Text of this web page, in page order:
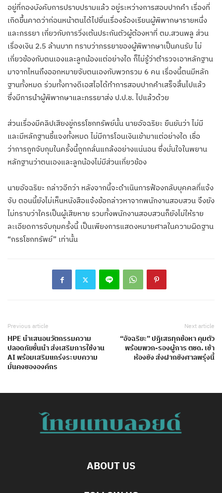
อยู่ที่กองบังคับการปราบปรามแล้ว อยู่ระหว่างการสอบปากคํา เรื่องที่
เกิดขึ้นคาดว่าก่อนหน้าตนได้ไปยื่นเรื่องร้องเรียนผู้พิพากษารายหนึ่ง
และภรรยา เกี่ยวกับการวิ่งเต้นประกันตัวผู้ต้องหาที่ ตม.สวนพลู ส่วน
เรื่องเงิน 2.5 ล้านบาท ทราบว่าภรรยาของผู้พิพากษาเป็นคนรับ ไม่
เกี่ยวข้องกับตนเองและลูกน้องแต่อย่างใด ก็ไม่รู้ว่าตำรวจเอาหลักฐาน
มาจากไหนถึงออกหมายจับตนเองกับพวกรวม 6 คน เรื่องนี้ตนมีหลัก
ฐานทั้งหมด ร่วมทั้งทางดีเอสไอได้ทําการสอบปากคําเสร็จสิ้นไปแล้ว
ซึ่งมีการนำผู้พิพากษาและภรรยาส่ง ป.ป.ช. ไปแล้วด้วย
ส่วนเรื่องมีคลิปเสียงขู่กรรโชกทรัพย์นั้น นายอัจฉริยะ ยืนยันว่า ไม่มี
และมีหลักฐานชี้แจงทั้งหมด ไม่มีการโอนเงินเข้ามาแต่อย่างใด เชื่อ
ว่าการถูกจับกุมในครั้งนี้ถูกกลั่นแกล้งอย่างแน่นอน ซึ่งมั่นใจในพยาน
หลักฐานว่าตนเองและลูกน้องไม่มีส่วนเกี่ยวข้อง
นายอัจฉริยะ กล่าวอีกว่า หลังจากนี้จะดําเนินการฟ้องกลับบุคคลที่แจ้ง
จับ ตอนนี้ยังไม่เห็นหนังสือแจ้งข้อกล่าวหาจากพนักงานสอบสวน จึงยัง
ไม่ทราบว่าใครเป็นผู้เสียหาย รวมทั้งพนักงานสอบสวนก็ยังไม่ให้ราย
ละเอียดการจับกุมครั้งนี้ เป็นเพียงการแสดงหมายศาลในความผิดฐาน
“กรรโชกทรัพย์” เท่านั้น
Previous article
HPE นำเสนอนวัตกรรมความ
ปลอดภัยชั้นนำ ส่งเสริมการใช้งาน
AI พร้อมเสริมแกร่งระบบความ
มั่นคงขององค์กร
Next article
“อัจฉริยะ” ปฏิเสธทุกข้อหา คุมตัว
พร้อมพวก-รองผู้การ ตชด. เข้า
ห้องขัง ส่งฝากขังศาลพรุ่งนี้
ABOUT US